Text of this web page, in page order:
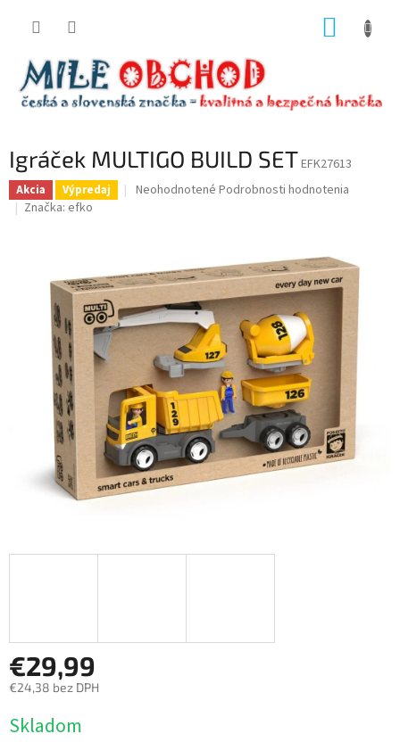
Igráček MULTIGO BUILD SETEFK27613
Akcia Výpredaj
Priemerné
z
5
hviezdičiek.
Neohodnotené Podrobnosti hodnotenia
Značka: efko
€29,99
€24,38 bez DPH
cena:
Skladom